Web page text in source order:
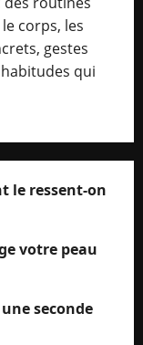
corps, les
gestes
qui
le ressent-on
votre peau
seconde